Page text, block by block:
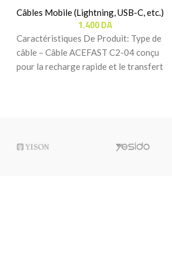
Câbles Mobile (Lightning, USB-C, etc.)
1.400DA
Caractéristiques De Produit: Type de
câble – Câble ACEFAST C2-04 conçu
pour la recharge rapide et le transfert